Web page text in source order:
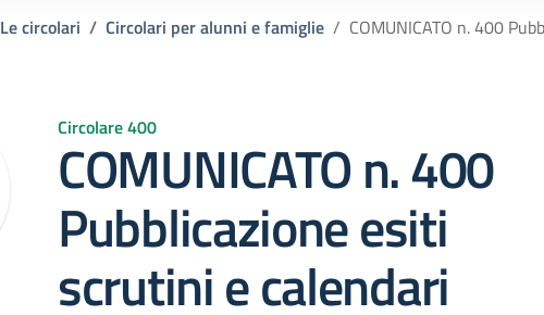
Le circolari Circolari per alunni e famiglie COMUNICATO n. 400
Circolare 400
COMUNICATO n. 400
Pubblicazione esiti
scrutini e calendari